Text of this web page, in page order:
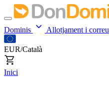
Dominis Allotjament i correu
EUR/Català
Inici